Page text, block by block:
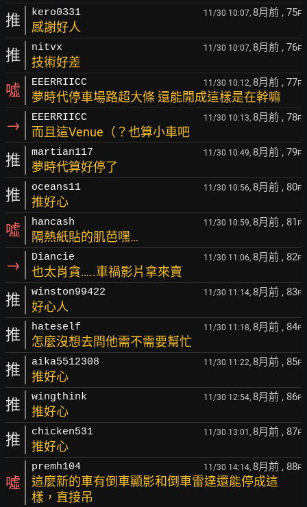
推 kero0331 11/30 10:07, 8月前 , 75F
感謝好人
推 nitvx 11/30 10:07, 8月前 , 76F
技術好差
噓 EEERRIICC 11/30 10:12, 8月前 , 77F
夢時代停車場路超大條 還能開成這樣是在幹嘛
→ EEERRIICC 11/30 10:13, 8月前 , 78F
而且這Venue（？也算小車吧
推 martian117 11/30 10:49, 8月前 , 79F
夢時代算好停了
推 oceans11 11/30 10:56, 8月前 , 80F
推好心
噓 hancash 11/30 10:59, 8月前 , 81 F
隔熱紙貼的肌芭嘿…
→ Diancie 11/30 11:06, 8月前 , 82F
也太肖貪…..車禍影片拿來賣
推 winston99422 11/30 11:14, 8月前 , 83F
好心人
推 hateself 11/30 11:18, 8月前 , 84F
怎麼沒想去問他需不需要幫忙
推 aika5512308 11/30 11:22, 8月前 , 85F
推好心
推 wingthink 11/30 12:54, 8月前 , 86F
推好心
推 chicken531 11/30 13:01, 8月前 , 87F
推好心
噓
premh104 11/30 14:14, 8月前 , 88F
這麼新的車有倒車顯影和倒車雷達還能停成這
樣，直接吊